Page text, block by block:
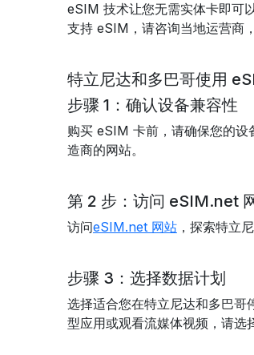
eSIM 技术让您无需实体卡即可
支持 eSIM，请咨询当地运营商
特立尼达和多巴哥使用
步骤 1：确认设备兼容性
购买 eSIM 卡前，请确保您的
造商的网站。
第 2 步：访问 eSIM.net
访问eSIM.net 网站 ，探索特立
步骤 3：选择数据计划
选择适合您在特立尼达和多巴
型应用或观看流媒体视频，请选